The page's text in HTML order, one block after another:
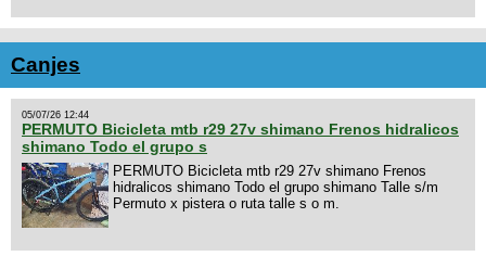
Canjes
05/07/26 12:44
PERMUTO Bicicleta mtb r29 27v shimano Frenos hidralicos
shimano Todo el grupo s
PERMUTO Bicicleta mtb r29 27v shimano Frenos
hidralicos shimano Todo el grupo shimano Talle s/m
Permuto x pistera o ruta talle s o m.